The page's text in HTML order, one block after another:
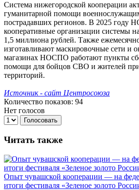
Система нижегородской кооперации
гуманитарной помощи
пострадавших регионов. В 2025 году
кооперативные организации системы
1,5 миллиона рублей. Также
изготавливают маскировочные сети и
магазинах НОСПО работают пункты
помощи для бойцов СВО и жителей
территорий.
Источник - сайт Центросоюза
Количество показов: 94
Нет голосов
Голосовать
Читать также
Опыт чувашской кооперации — на
итоги фестиваля «Зеленое золото